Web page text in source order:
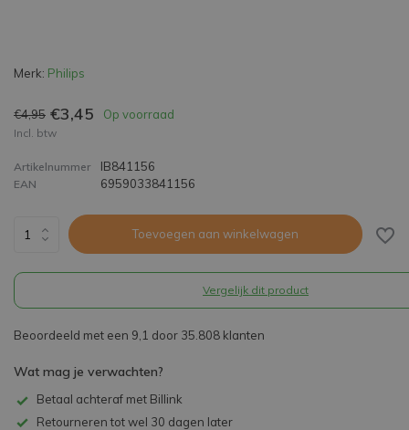
Merk: Philips
€4,95 €3,45 Op voorraad
Incl. btw
Artikelnummer IB841156
EAN 6959033841156
Toevoegen aan winkelwagen
Vergelijk dit product
Beoordeeld met een 9,1 door 35.808 klanten
Wat mag je verwachten?
Betaal achteraf met Billink
Retourneren tot wel 30 dagen later